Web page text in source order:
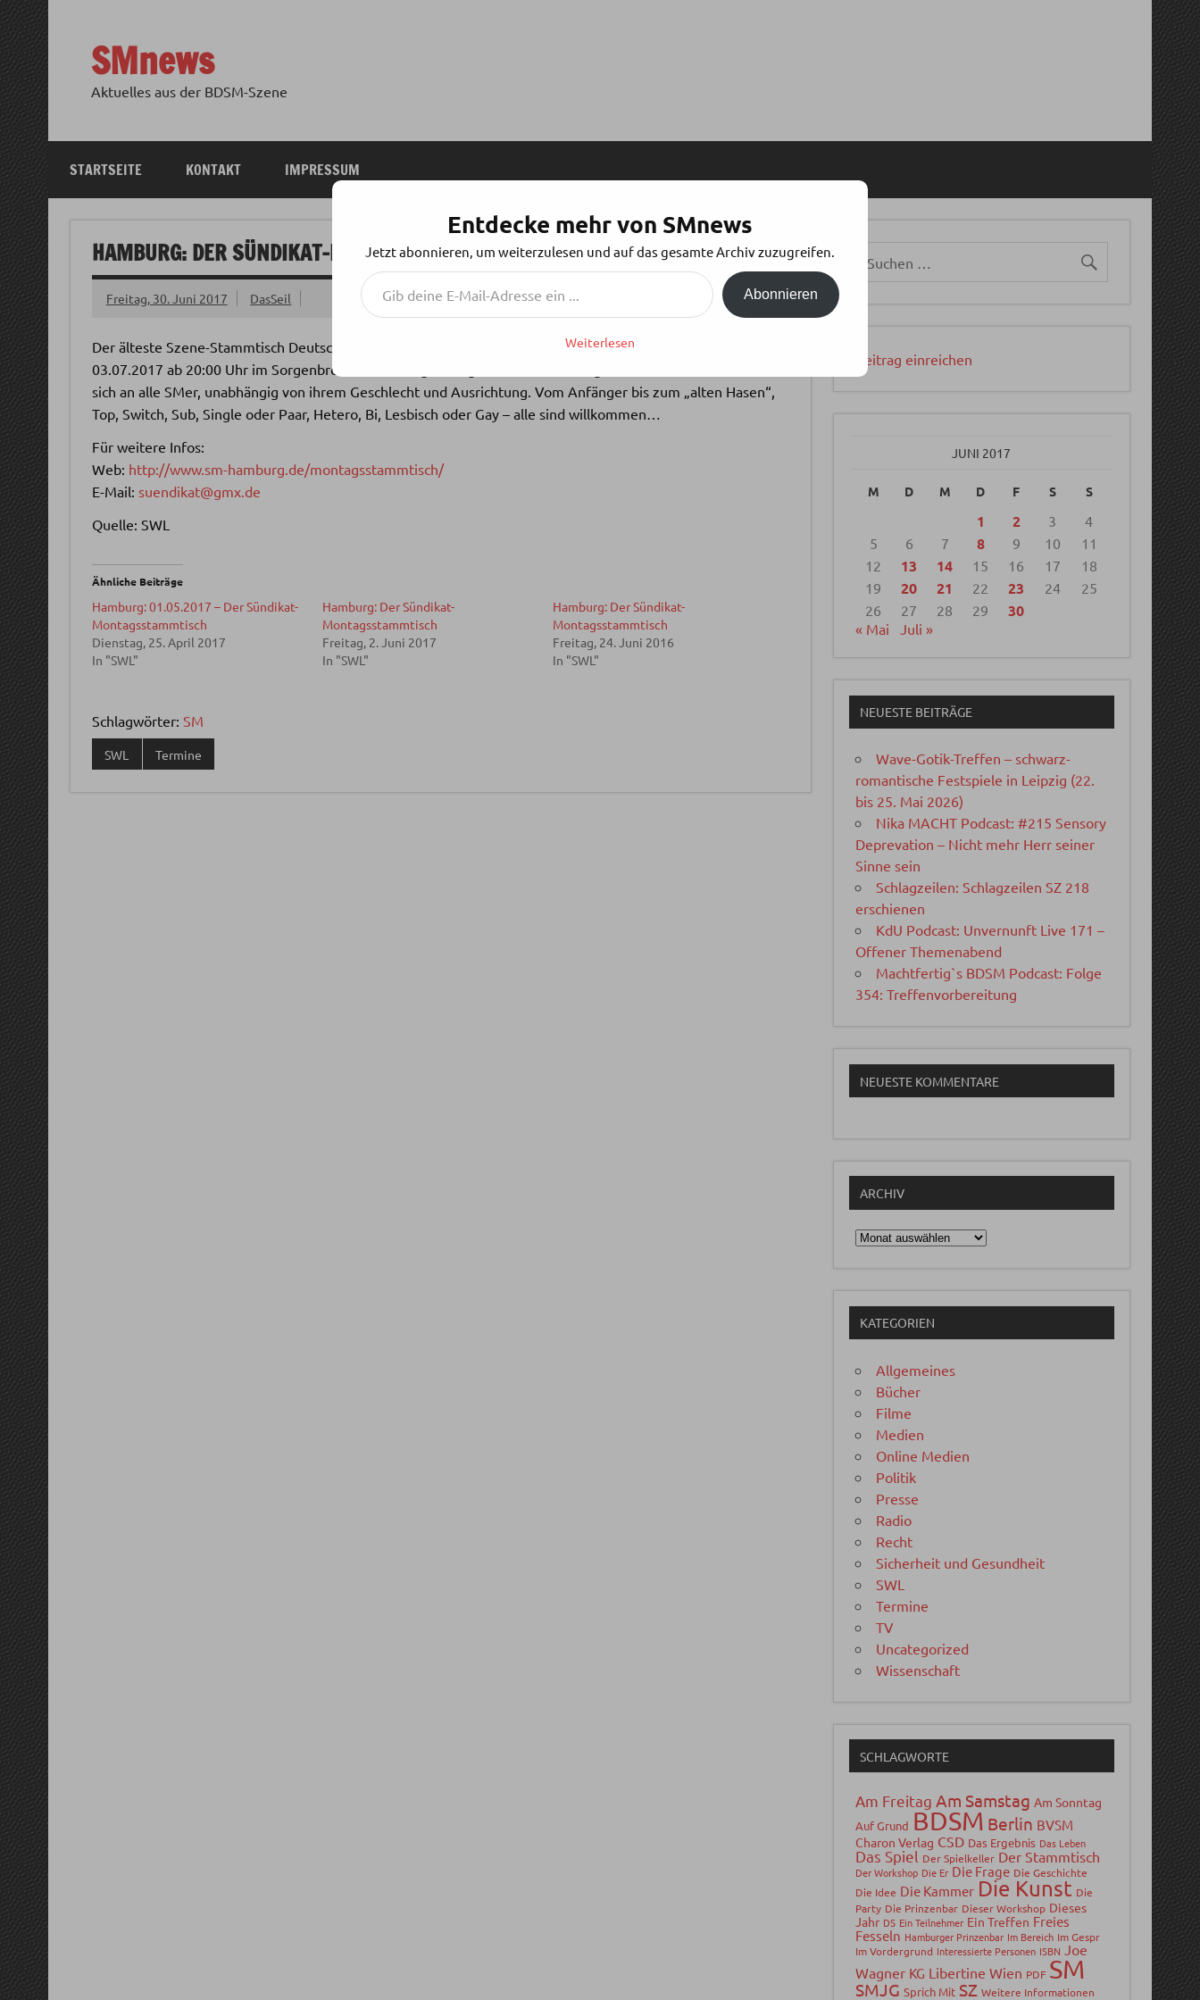
Zum
Inhalt
springen
SMnews
Aktuelles aus der BDSM-Szene
STARTSEITE KONTAKT IMPRESSUM
HAMBURG: DER SÜNDIKAT-MONTAGSSTAMMTISCH
Freitag, 30. Juni 2017 DasSeil
Der älteste Szene-Stammtisch Deutschlands – findet jeden ersten Montag im Monat, das nächste mal also am
03.07.2017 ab 20:00 Uhr im Sorgenbrecher Hamburger Berg 23 20359 Hamburg Dieser Stammtisch richtet
sich an alle SMer, unabhängig von ihrem Geschlecht und Ausrichtung. Vom Anfänger bis zum „alten Hasen“,
Top, Switch, Sub, Single oder Paar, Hetero, Bi, Lesbisch oder Gay – alle sind willkommen…
Für weitere Infos:
Web: http://www.sm-hamburg.de/montagsstammtisch/
E-Mail: suendikat@gmx.de
Quelle: SWL
Ähnliche Beiträge
Hamburg: 01.05.2017 – Der Sündikat-
Montagsstammtisch
Dienstag, 25. April 2017
In "SWL"
Hamburg: Der Sündikat-
Montagsstammtisch
Freitag, 2. Juni 2017
In "SWL"
Hamburg: Der Sündikat-
Montagsstammtisch
Freitag, 24. Juni 2016
In "SWL"
Schlagwörter: SM
SWL Termine
Beitrag einreichen
JUNI 2017
M D M D F S S
1 2 3
4
5
6 7 8 9 10
11
12
13 14 15 16 17
18
19
20 21 22 23 24
25
26
27 28 29 30
« Mai Juli »
NEUESTE BEITRÄGE
Wave-Gotik-Treffen – schwarz-
romantische Festspiele in Leipzig (22.
bis 25. Mai 2026)
Nika MACHT Podcast: #215 Sensory
Deprevation – Nicht mehr Herr seiner
Sinne sein
Schlagzeilen: Schlagzeilen SZ 218
erschienen
KdU Podcast: Unvernunft Live 171 –
Offener Themenabend
Machtfertig`s BDSM Podcast: Folge
354: Treffenvorbereitung
NEUESTE KOMMENTARE
ARCHIV
Archiv
KATEGORIEN
Allgemeines
Bücher
Filme
Medien
Online Medien
Politik
Presse
Radio
Recht
Sicherheit und Gesundheit
SWL
Termine
TV
Uncategorized
Wissenschaft
SCHLAGWORTE
Am Freitag Am Samstag Am Sonntag
Auf Grund BDSM Berlin BVSM
Charon Verlag CSD Das Ergebnis Das Leben
Das Spiel Der Spielkeller Der Stammtisch
Der Workshop Die Er Die Frage Die Geschichte
Die Idee Die Kammer Die Kunst Die
Party Die Prinzenbar Dieser Workshop Dieses
Jahr DS Ein Teilnehmer Ein Treffen Freies
Fesseln Hamburger Prinzenbar Im Bereich Im Gespr
Im Vordergrund Interessierte Personen ISBN
Joe
Wagner KG Libertine Wien PDF SM
SMJG Sprich Mit SZ Weitere Informationen
Entdecke mehr von SMnews
Jetzt abonnieren, um weiterzulesen und auf das gesamte Archiv zuzugreifen.
Gib deine E-Mail-Adresse ein ...
Abonnieren
Weiterlesen